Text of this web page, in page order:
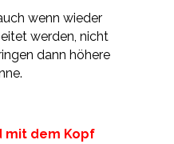
wenn wieder
werden, nicht
dann höhere
mit dem Kopf